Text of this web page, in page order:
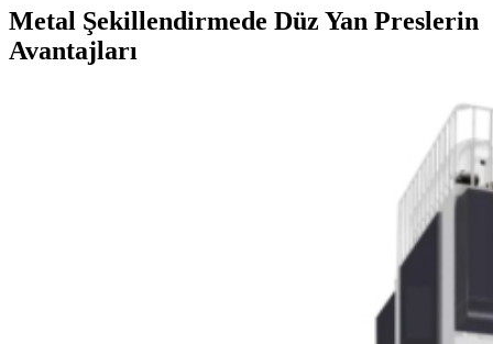
Metal Şekillendirmede Düz Yan Preslerin
Avantajları